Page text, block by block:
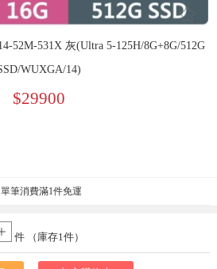
󰄔
52M-531X 灰(Ultra 5-125H/8G+8G/512G
WUXGA/14)
$29900
單筆消費滿1件免運
件 （庫存1件）